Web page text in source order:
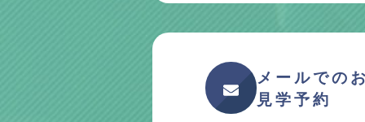
メールでの
見学予約